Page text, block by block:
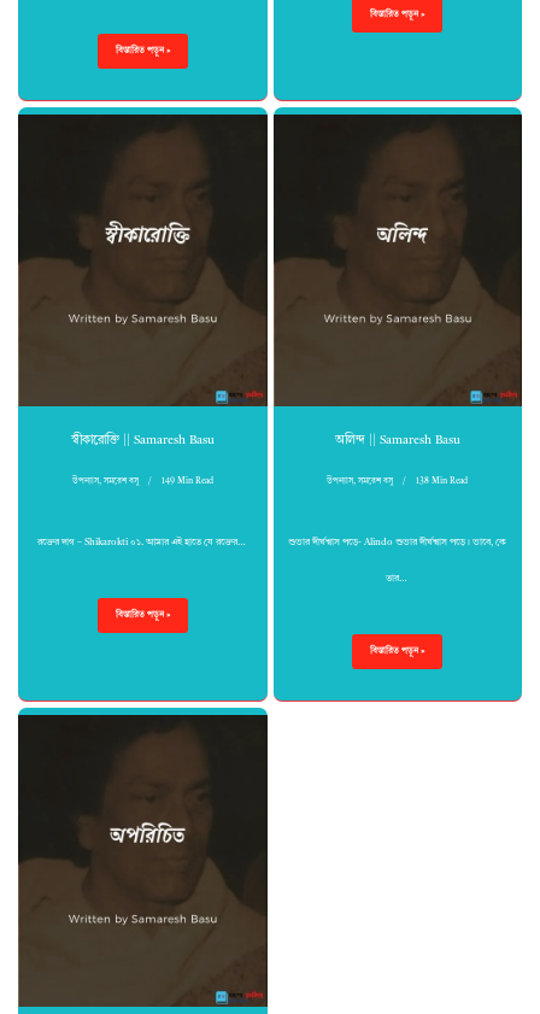
বিস্তারিত পড়ুন »
বিস্তারিত পড়ুন »
স্বীকারোক্তি || Samaresh Basu
উপন্যাস, সমরেশ বসু 149 Min Read
রক্তের দাগ – Shikarokti ০১. আমার এই হাতে যে রক্তের…
বিস্তারিত পড়ুন »
অলিন্দ || Samaresh Basu
উপন্যাস,সমরেশ বসু 138 Min Read
শুভার দীর্ঘশ্বাস পড়ে- Alindo শুভার দীর্ঘশ্বাস পড়ে। ভাবে, কে
তার…
বিস্তারিত পড়ুন »